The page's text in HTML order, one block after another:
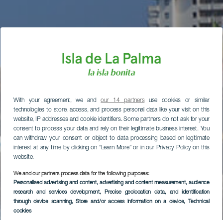
With your agreement, we andour 14 partnersuse cookies or similar
technologies to store, access, and process personal data like your visit on this
website, IP addresses and cookie identifiers. Some partners do not ask for your
consent to process your data and rely on their legitimate business interest. You
can withdraw your consent or object to data processing based on legitimate
interest at any time by clicking on “Learn More” or in our Privacy Policy on this
website.
We and our partners process data for the following purposes:
Personalised advertising and content, advertising and content measurement, audience
research and services development, Precise geolocation data, and identification
through device scanning, Store and/or access information on a device, Technical
cookies